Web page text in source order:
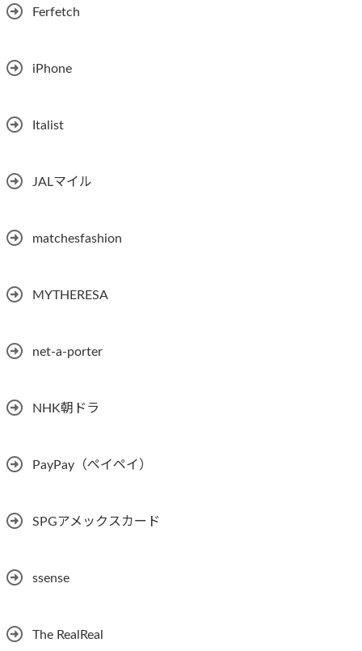
Ferfetch
iPhone
Italist
JALマイル
matchesfashion
MYTHERESA
net-a-porter
NHK朝ドラ
PayPay（ペイペイ）
SPGアメックスカード
ssense
The RealReal